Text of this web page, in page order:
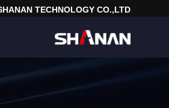
TECHNOLOGY CO.,LTD